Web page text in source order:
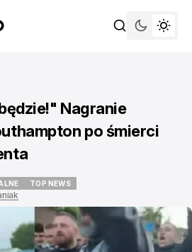
Nagranie
po śmierci
TOP NEWS